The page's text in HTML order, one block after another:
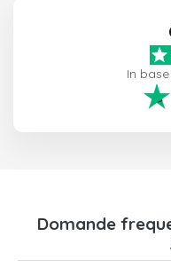
In
Domande